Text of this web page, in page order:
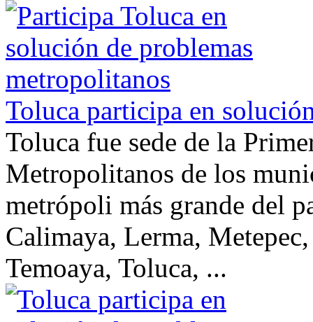
Toluca participa en
Toluca fue sede de la
Metropolitanos de los
metrópoli más grande del
Calimaya, Lerma,
Temoaya, Toluca, ...